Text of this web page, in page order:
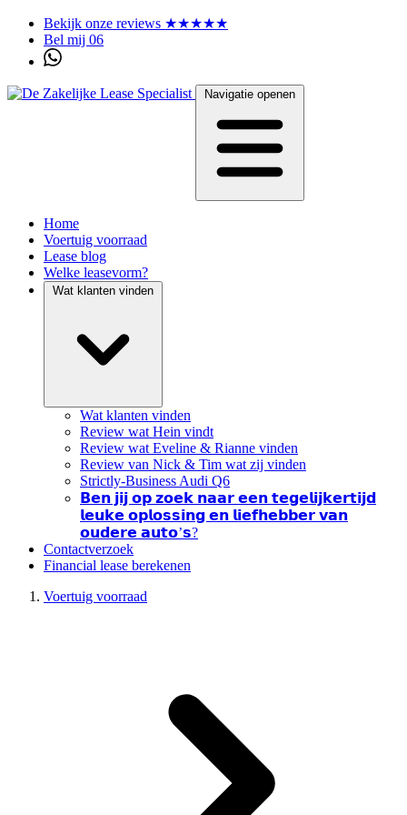
Bekijk onze reviews ★★★★★
Bel mij 06
Navigatie openen
Home
Voertuig voorraad
Lease blog
Welke leasevorm?
Wat klanten vinden
Wat klanten vinden
Review wat Hein vindt
Review wat Eveline & Rianne vinden
Review van Nick & Tim wat zij vinden
Strictly-Business Audi Q6
𝗕𝗲𝗻 𝗷𝗶𝗷 𝗼𝗽 𝘇𝗼𝗲𝗸 𝗻𝗮𝗮𝗿 𝗲𝗲𝗻 𝘁𝗲𝗴𝗲𝗹𝗶𝗷𝗸𝗲𝗿𝘁𝗶𝗷𝗱
𝗹𝗲𝘂𝗸𝗲 𝗼𝗽𝗹𝗼𝘀𝘀𝗶𝗻𝗴 𝗲𝗻 𝗹𝗶𝗲𝗳𝗵𝗲𝗯𝗯𝗲𝗿 𝘃𝗮𝗻
𝗼𝘂𝗱𝗲𝗿𝗲 𝗮𝘂𝘁𝗼’𝘀?
Contactverzoek
Financial lease berekenen
Voertuig voorraad